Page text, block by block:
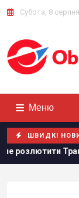
Субота, 8
Меню
ШВИДКІ
- CNN